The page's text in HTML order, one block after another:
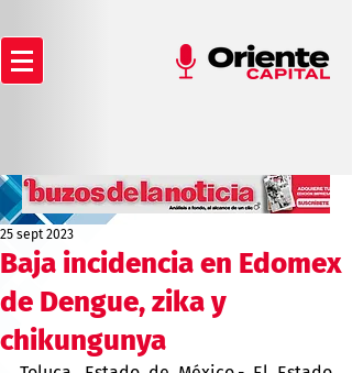
Baja incidencia en Edomex
de Dengue, zika y
chikungunya
25 sept 2023